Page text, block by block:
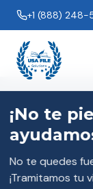
+1 (888) 248-
¡Visa de
Camino
Las visas EB2
futuro en EE.